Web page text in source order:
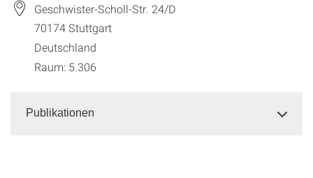
Geschwister-Scholl-Str. 24/D
70174Stuttgart
Deutschland
Raum: 5.306
Publikationen